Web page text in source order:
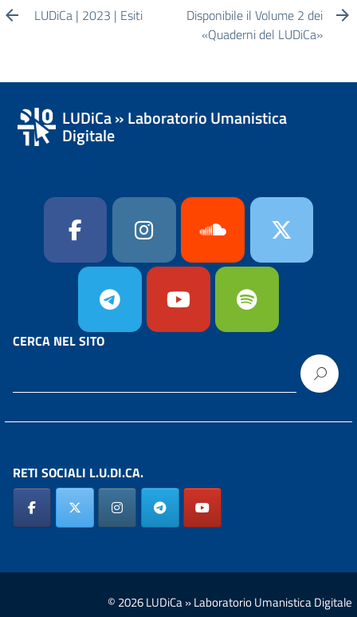
LUDiCa | 2023 | Esiti
Disponibile il Volume 2 dei
«Quaderni del LUDiCa»
LUDiCa » Laboratorio Umanistica
Digitale
CERCA NEL SITO
RETI SOCIALI L.U.DI.CA.
© 2026 LUDiCa » Laboratorio Umanistica Digitale